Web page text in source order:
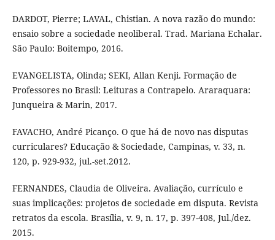
DARDOT, Pierre; LAVAL, Chistian. A nova razão do mundo:
ensaio sobre a sociedade neoliberal. Trad. Mariana Echalar.
São Paulo: Boitempo, 2016.
EVANGELISTA, Olinda; SEKI, Allan Kenji. Formação de
Professores no Brasil: Leituras a Contrapelo. Araraquara:
Junqueira & Marin, 2017.
FAVACHO, André Picanço. O que há de novo nas disputas
curriculares? Educação & Sociedade, Campinas, v. 33, n.
120, p. 929-932, jul.-set.2012.
FERNANDES, Claudia de Oliveira. Avaliação, currículo e
suas implicações: projetos de sociedade em disputa. Revista
retratos da escola. Brasília, v. 9, n. 17, p. 397-408, Jul./dez.
2015.